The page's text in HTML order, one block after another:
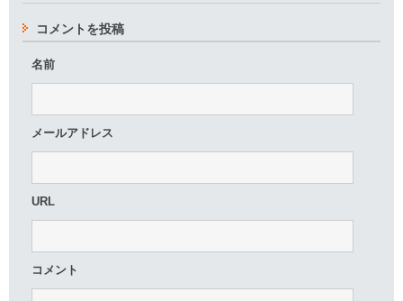
コメントを投稿
名前
メールアドレス
URL
コメント